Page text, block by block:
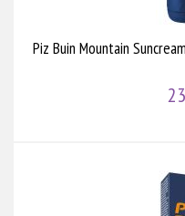
Piz Buin Mountain